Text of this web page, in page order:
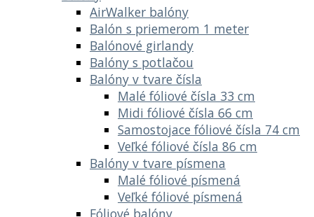
AirWalker balóny
Balón s priemerom 1 meter
Balónové girlandy
Balóny s potlačou
Balóny v tvare čísla
Malé fóliové čísla 33 cm
Midi fóliové čísla 66 cm
Samostojace fóliové čísla 74 cm
Veľké fóliové čísla 86 cm
Balóny v tvare písmena
Malé fóliové písmená
Veľké fóliové písmená
Fóliové balóny